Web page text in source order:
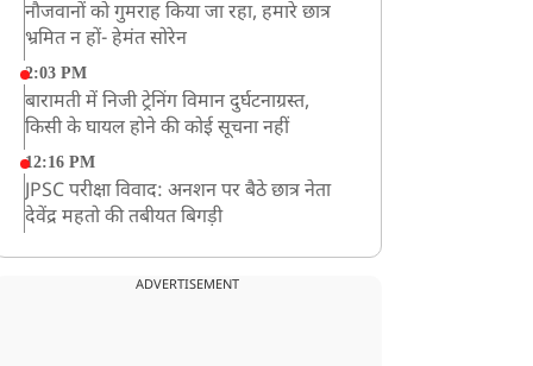
नौजवानों को गुमराह किया जा रहा, हमारे छात्र
भ्रमित न हों- हेमंत सोरेन
2:03 PM
बारामती में निजी ट्रेनिंग विमान दुर्घटनाग्रस्त,
किसी के घायल होने की कोई सूचना नहीं
12:16 PM
JPSC परीक्षा विवाद: अनशन पर बैठे छात्र नेता
देवेंद्र महतो की तबीयत बिगड़ी
रांचीः छात्रों के समर्थन में विधायक जयराम महतो
ADVERTISEMENT